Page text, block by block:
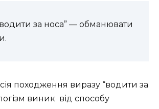
за носа” — обманювати
походження виразу “водити за
виник від способу